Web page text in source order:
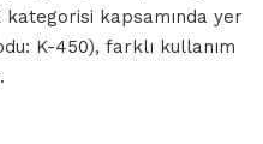
kategorisi kapsamında yer
K-450), farklı kullanım